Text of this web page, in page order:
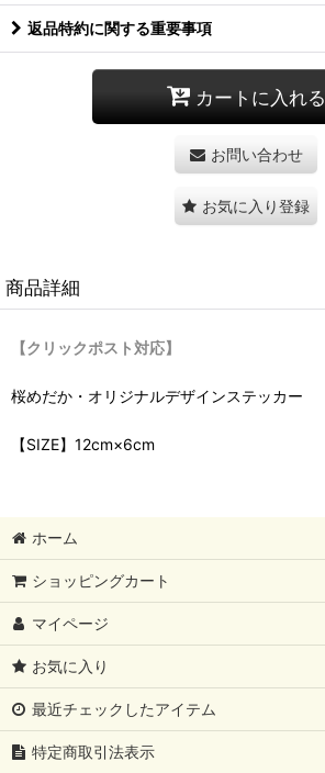
返品特約に関する重要事項
カートに入れる
お問い合わせ
お気に入り登録
商品詳細
【クリックポスト対応】
桜めだか・オリジナルデザインステッカー
【SIZE】12cm×6cm
ホーム
ショッピングカート
マイページ
お気に入り
最近チェックしたアイテム
特定商取引法表示